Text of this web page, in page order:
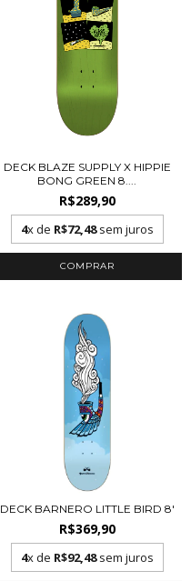
DECK BLAZE SUPPLY X HIPPIE
BONG GREEN 8....
R$289,90
4x de R$72,48sem juros
DECK BARNERO LITTLE BIRD 8'
R$369,90
4x de R$92,48sem juros